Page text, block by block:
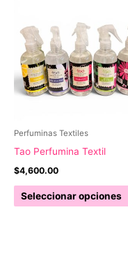
Perfuminas Textiles
Tao Perfumina Textil
$4,600.00
Seleccionar opciones